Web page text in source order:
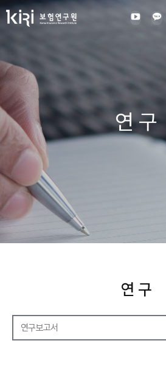
연 구
연 구
연구보고서